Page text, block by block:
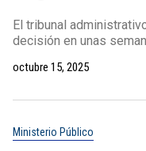
El tribunal
decisión en unas
octubre 15, 2025
Ministerio Público